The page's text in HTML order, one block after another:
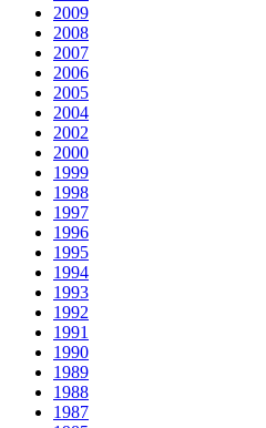
2009
2008
2007
2006
2005
2004
2002
2000
1999
1998
1997
1996
1995
1994
1993
1992
1991
1990
1989
1988
1987